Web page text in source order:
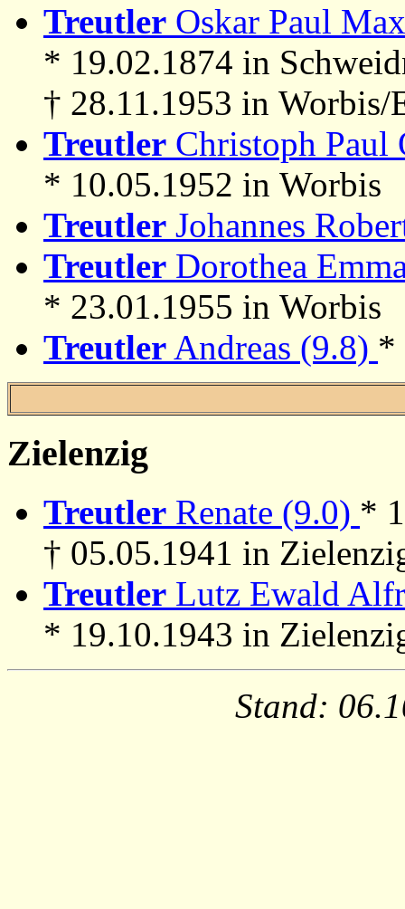
Treutler Oskar Paul
* 19.02.1874 in
† 28.11.1953 in Worbis/
Treutler Christoph Paul
* 10.05.1952 in Worbis
Treutler Johannes
Treutler Dorothea
* 23.01.1955 in Worbis
Treutler Andreas (9.8) *
Zielenzig
Treutler Renate (9.0) *
† 05.05.1941 in
Treutler Lutz Ewald
* 19.10.1943 in
Stand: